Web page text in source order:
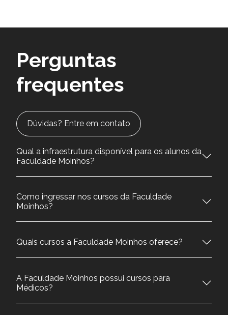
Perguntas
frequentes
Dúvidas? Entre em contato
Qual a infraestrutura disponível para os alunos da
Faculdade Moinhos?
Como ingressar nos cursos da Faculdade
Moinhos?
Quais cursos a Faculdade Moinhos oferece?
A Faculdade Moinhos possui cursos para
Médicos?